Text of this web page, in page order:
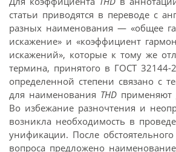
статьи приводятся в переводе с
разных наименования — «общее
искажение» и «коэффициент
искажений», которые к тому же
термина, принятого в ГОСТ 32144-
определенной степени связано с
для наименования THD применяют
Во избежание разночтения и
возникла необходимость в
унификации. После
вопроса предложено наименование